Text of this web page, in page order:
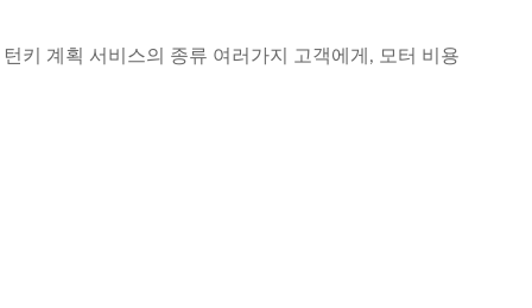
키 계획 서비스의 종류 여러가지 고객에게, 모터 비용